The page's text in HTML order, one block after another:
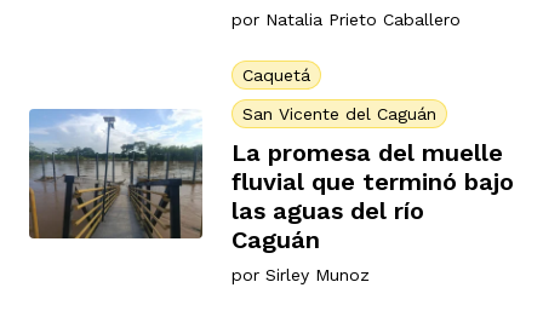
por Natalia Prieto Caballero
Caquetá
San Vicente del Caguán
La promesa del muelle
fluvial que terminó bajo
las aguas del río
Caguán
por Sirley Munoz